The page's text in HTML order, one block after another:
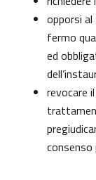
opporsi
fermo
ed
revocare